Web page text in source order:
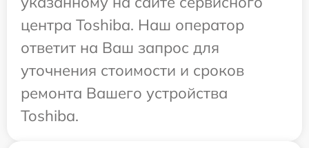
центра Toshiba. Наш оператор
ответит на Ваш запрос для
уточнения стоимости и сроков
ремонта Вашего устройства
Toshiba.